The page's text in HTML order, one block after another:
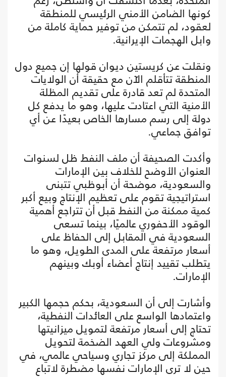
كونها الضامن الأمني الرئيسي للمنطقة
لعقود، لم تتمكن من توفير حماية كاملة من
وابل الهجمات الإيرانية.
ونقلت عن كريستين ديوان قولها إن جميع دول
المنطقة تتأقلم الآن مع حقيقة أن الولايات
المتحدة لم تعد قادرة على تقديم المظلة
الأمنية التي اعتادت عليها، وهو ما يدفع كل
دولة إلى رسم مسارها الخاص بعيدًا عن أي
توافق جماعي.
وأكدت الصحيفة أن ملف النفط ظل لسنوات
العنوان الأوضح للخلاف بين الإمارات
والسعودية، موضحة أن أبوظبي تتبنى
استراتيجية تقوم على تعظيم الإنتاج وبيع أكبر
كمية ممكنة من النفط قبل أن تتراجع أهمية
الوقود الأحفوري عالميًا، بينما تسعى
السعودية في المقابل إلى الحفاظ على
أسعار مرتفعة على المدى الطويل، وهو ما
يتطلب تقييد إنتاج أعضاء أوبك وبينهم
الإمارات.
وأشارت إلى أن السعودية، بحكم حجمها الكبير
واعتمادها الواسع على العائدات النفطية،
تحتاج إلى أسعار مرتفعة لتمويل ميزانيتها
ومشروعات ولي العهد الضخمة لتحويل
المملكة إلى مركز تجاري وسياحي عالمي، في
حين لا ترى الإمارات نفسها مضطرة لاتباع